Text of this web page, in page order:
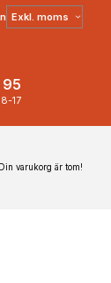
Välj
moms
95
17
Din varukorg är tom!